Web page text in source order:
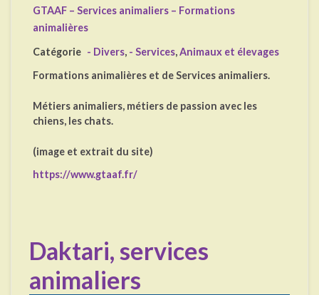
GTAAF – Services animaliers – Formations
animalières
Catégorie - Divers, - Services,Animaux et élevages
Formations animalières et de Services animaliers.
Métiers animaliers, métiers de passion avec les
chiens, les chats.
(image et extrait du site)
https://www.gtaaf.fr/
Daktari, services
animaliers